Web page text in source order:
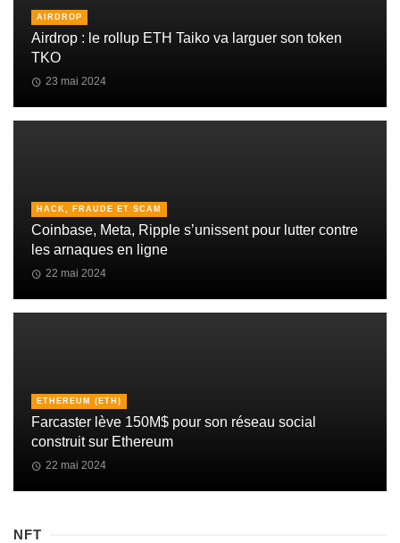
AIRDROP
Airdrop : le rollup ETH Taiko va larguer son token
TKO
23 mai 2024
HACK, FRAUDE ET SCAM
Coinbase, Meta, Ripple s’unissent pour lutter contre
les arnaques en ligne
22 mai 2024
ETHEREUM (ETH)
Farcaster lève 150M$ pour son réseau social
construit sur Ethereum
22 mai 2024
NFT